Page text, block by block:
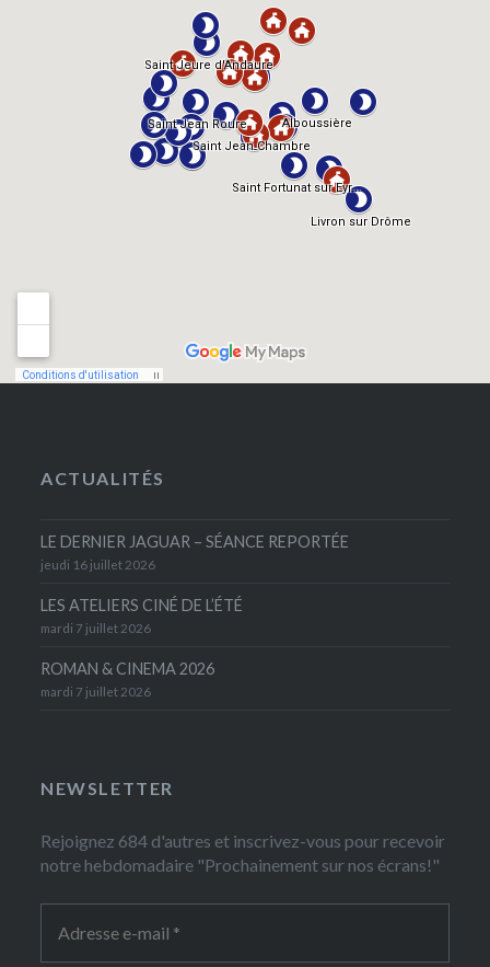
ACTUALITÉS
LE DERNIER JAGUAR – SÉANCE REPORTÉE
jeudi 16 juillet 2026
LES ATELIERS CINÉ DE L’ÉTÉ
mardi 7 juillet 2026
ROMAN & CINEMA 2026
mardi 7 juillet 2026
NEWSLETTER
Rejoignez 684 d'autres et inscrivez-vous pour recevoir
notre hebdomadaire "Prochainement sur nos écrans!"